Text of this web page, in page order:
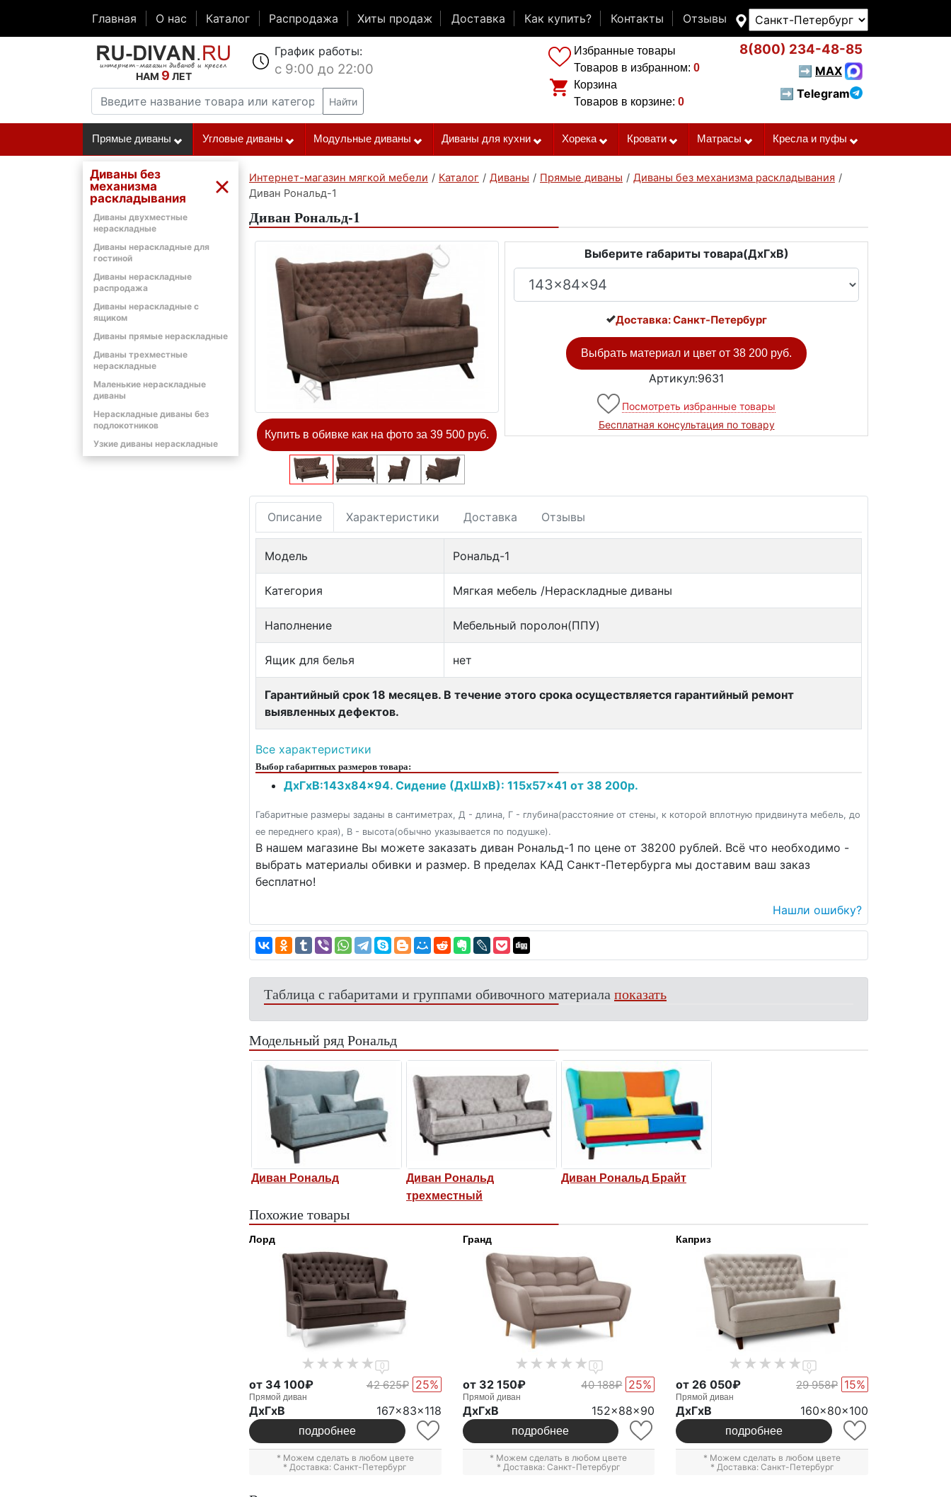
Главная О нас Каталог Распродажа Хиты продаж Доставка Как купить? Контакты Отзывы
НАМ 9 ЛЕТ
График работы:
с 9:00 до 22:00
Найти
Избранные товары
Товаров в избранном: 0
Корзина
Товаров в корзине: 0
8(800) 234-48-85
➡ MAX
➡ Telegram
Прямые диваны Угловые диваны Модульные диваны Диваны для кухни Хорека Кровати Матрасы Кресла и пуфы
Диваны без
механизма
раскладывания
Диваны двухместные
нераскладные
Диваны нераскладные для
гостиной
Диваны нераскладные
распродажа
Диваны нераскладные с
ящиком
Диваны прямые нераскладные
Диваны трехместные
нераскладные
Маленькие нераскладные
диваны
Нераскладные диваны без
подлокотников
Узкие диваны нераскладные
Интернет-магазин мягкой мебели / Каталог / Диваны / Прямые диваны / Диваны без механизма раскладывания /
Диван Рональд-1
Диван Рональд-1
Купить в обивке как на фото за 39 500 руб.
Выберите габариты товара(ДxГxВ)
Доставка: Санкт-Петербург
Выбрать материал и цвет от 38 200 руб.
Артикул:9631
Посмотреть избранные товары
Бесплатная консультация по товару
Описание Характеристики Доставка Отзывы
Модель Рональд-1
Категория Мягкая мебель /Нераскладные диваны
Наполнение Мебельный поролон(ППУ)
Ящик для белья нет
Гарантийный срок 18 месяцев. В течение этого срока осуществляется гарантийный ремонт
выявленных дефектов.
Все характеристики
Выбор габаритных размеров товара:
ДxГxВ:143x84x94. Сидение (ДxШxВ): 115x57x41 от 38 200р.
Габаритные размеры заданы в сантиметрах, Д - длина, Г - глубина(расстояние от стены, к которой вплотную придвинута мебель, до
ее переднего края), В - высота(обычно указывается по подушке).
В нашем магазине Вы можете заказать диван Рональд-1 по цене от 38200 рублей. Всё что необходимо -
выбрать материалы обивки и размер. В пределах КАД Санкт-Петербурга мы доставим ваш заказ
бесплатно!
Нашли ошибку?
Таблица с габаритами и группами обивочного материалапоказать
Модельный ряд Рональд
Диван Рональд
Диван Рональд
трехместный
Диван Рональд Брайт
Похожие товары
Лорд
0
от 34 100₽ 42 625₽ 25%
Прямой диван
ДxГxВ 167x83x118
подробнее
* Можем сделать в любом цвете
* Доставка: Санкт-Петербург
Гранд
0
от 32 150₽ 40 188₽ 25%
Прямой диван
ДxГxВ 152x88x90
подробнее
* Можем сделать в любом цвете
* Доставка: Санкт-Петербург
Каприз
0
от 26 050₽ 29 958₽ 15%
Прямой диван
ДxГxВ 160x80x100
подробнее
* Можем сделать в любом цвете
* Доставка: Санкт-Петербург